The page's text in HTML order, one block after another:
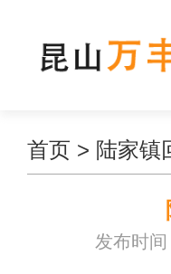
首页 > 陆家镇
发布时